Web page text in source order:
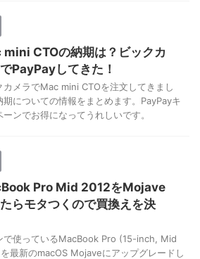
mini CTOの納期は？ビックカ
PayPayしてきた！
カメラでMac mini CTOを注文してきまし
期についての情報をまとめます。PayPayキ
ーンでお得になってうれしいです。
Pro Mid 2012をMojave
らモタつくので買換えを決
で使っているMacBook Pro (15-inch, Mid
最新のmacOS Mojaveにアップグレードし